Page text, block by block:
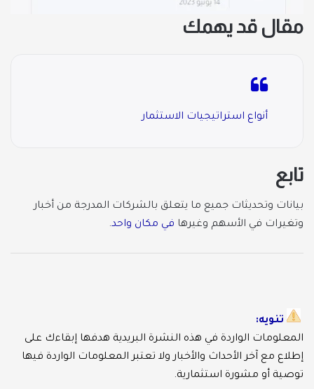
مقال قد يهمك
أنواع استراتيجيات الاستثمار
تابع
بيانات وتحديثات جميع ما يتعلق بالشركات المدرجة من أخبار
وتغيرات في الأسهم وغيرها في مكان واحد.
تنويه:
المعلومات الواردة في هذه النشرة البريدية هدفها إبقاءك على
إطلاع مع آخر الأحداث والأخبار ولا تعتبر المعلومات الواردة فيها
توصية أو مشورة استثمارية.